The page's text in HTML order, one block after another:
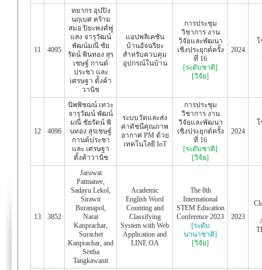
11 4095
ทยากร อุปปิง
นฤเบศ คร้าม
สมอ ปิยะพงศ์ฟู
แสง จารุวัฒน์
พัฒน์มณี ชัย
รัตน์ พินทอง สุร
เชษฐ์ กานต์
ประชา และ
เศรษฐา ตั้งค้า
วานิช
แอปพลิเคชัน
บ้านอัจฉริยะ
สำหรับควบคุม
อุปกรณ์ในบ้าน
การประชุม
วิชาการ งาน
วิจัยและพัฒนา
เชิงประยุกต์ครั้ง
ที่ 16
[ระดับชาติ]
[วิจัย]
2024
โ
12 4096
นิพพิชฌน์ เทวะ
จารุวัฒน์ พัฒน์
มณี ชัยรัตน์ พิ
นทอง สุรเชษฐ์
กานต์ประชา
และ เศรษฐา
ตั้งค้าวานิช
ระบบวัดและส่ง
ค่าดัชนีคุณภาพ
อากาศ PM ด้วย
เทคโนโลยี IoT
การประชุม
วิชาการ งาน
วิจัยและพัฒนา
เชิงประยุกต์ครั้ง
ที่ 16
[ระดับชาติ]
[วิจัย]
2024
โ
13 3852
Jaruwat
Patmanee,
Sadayu Lekol,
Sirawit
Buranapol,
Narat
Kanprachar,
Surachet
Kanprachar, and
Settha
Tangkawanit
Academic
English Word
Counting and
Classifying
System with Web
Application and
LINE OA
The 8th
International
STEM Education
Conference 2023
[ระดับ
นานาชาติ]
[วิจัย]
2023